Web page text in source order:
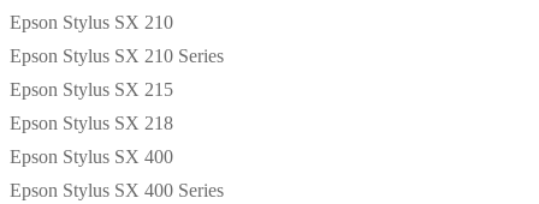
Epson Stylus SX 210
Epson Stylus SX 210 Series
Epson Stylus SX 215
Epson Stylus SX 218
Epson Stylus SX 400
Epson Stylus SX 400 Series